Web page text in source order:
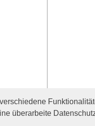
überarbeite